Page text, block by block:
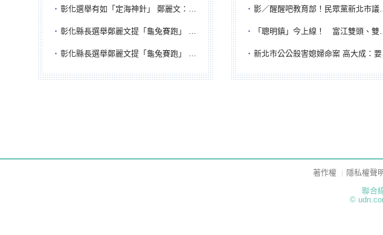
彰化選舉有如「定海神針」 鄭麗文：傾全黨之力讓彰化贏
彰化縣長選舉鄭麗文提「龜兔賽跑」 綠營、無黨籍忙否認是烏龜
彰化縣長選舉鄭麗文提「龜兔賽跑」 綠營、無黨籍忙否認是烏龜
影／醒醒吧教育部！民眾黨新北市議員參選人提出校園反毒防線升級政見
「聰明鎮」今上線！ 富江雙頭、雙一、人頭氣球全登場
新北市公公殺害媳婦命案 高大成：要害殺多刀顯示怨恨深
著作權 隱私權聲
聯合
©